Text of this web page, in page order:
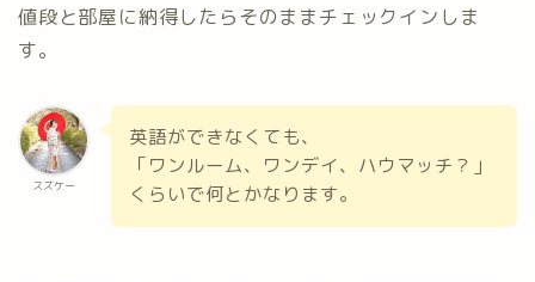
値段と部屋に納得したらそのままチェックインしま
す。
スズケー
英語ができなくても、
「ワンルーム、ワンデイ、ハウマッチ？」
くらいで何とかなります。